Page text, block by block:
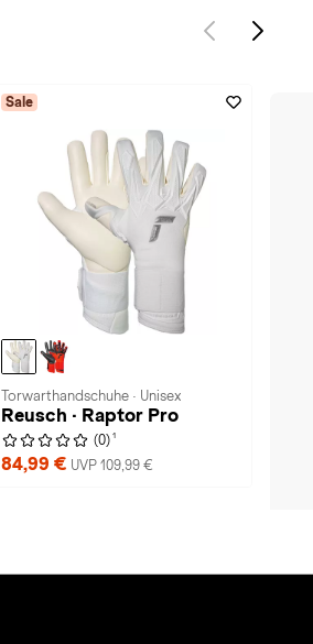
Sale
Torwarthandschuhe · Unisex
Reusch · Raptor Pro
(0) 1
84,99 € UVP 109,99 €